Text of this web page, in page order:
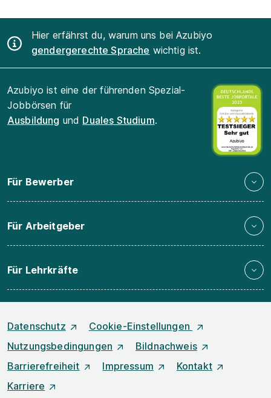
Hier erfährst du, warum uns bei Azubiyo
gendergerechte Sprache wichtig ist.
Azubiyo ist eine der führenden Spezial-
Jobbörsen für
Ausbildung und Duales Studium.
Für Bewerber
Für Arbeitgeber
Für Lehrkräfte
Datenschutz
Cookie-Einstellungen
Nutzungsbedingungen
Bildnachweis
Barrierefreiheit
Impressum
Kontakt
Karriere